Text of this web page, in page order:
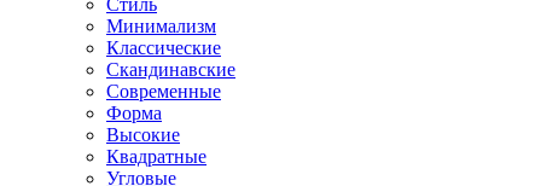
Стиль
Минимализм
Классические
Скандинавские
Современные
Форма
Высокие
Квадратные
Угловые